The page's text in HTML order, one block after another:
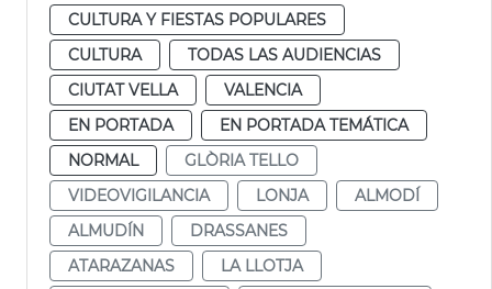
CULTURA Y FIESTAS POPULARES
CULTURA
TODAS LAS AUDIENCIAS
CIUTAT VELLA
VALENCIA
EN PORTADA
EN PORTADA TEMÁTICA
NORMAL
GLÒRIA TELLO
VIDEOVIGILANCIA
LONJA
ALMODÍ
ALMUDÍN
DRASSANES
ATARAZANAS
LA LLOTJA